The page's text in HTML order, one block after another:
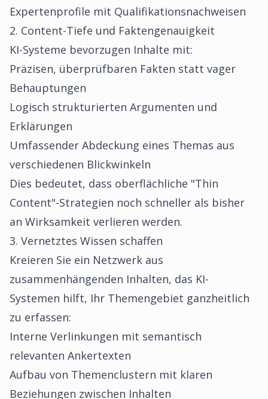
Expertenprofile mit Qualifikationsnachweisen
2. Content-Tiefe und Faktengenauigkeit
KI-Systeme bevorzugen Inhalte mit:
Präzisen, überprüfbaren Fakten statt vager
Behauptungen
Logisch strukturierten Argumenten und
Erklärungen
Umfassender Abdeckung eines Themas aus
verschiedenen Blickwinkeln
Dies bedeutet, dass oberflächliche "Thin
Content"-Strategien noch schneller als bisher
an Wirksamkeit verlieren werden.
3. Vernetztes Wissen schaffen
Kreieren Sie ein Netzwerk aus
zusammenhängenden Inhalten, das KI-
Systemen hilft, Ihr Themengebiet ganzheitlich
zu erfassen:
Interne Verlinkungen mit semantisch
relevanten Ankertexten
Aufbau von Themenclustern mit klaren
Beziehungen zwischen Inhalten